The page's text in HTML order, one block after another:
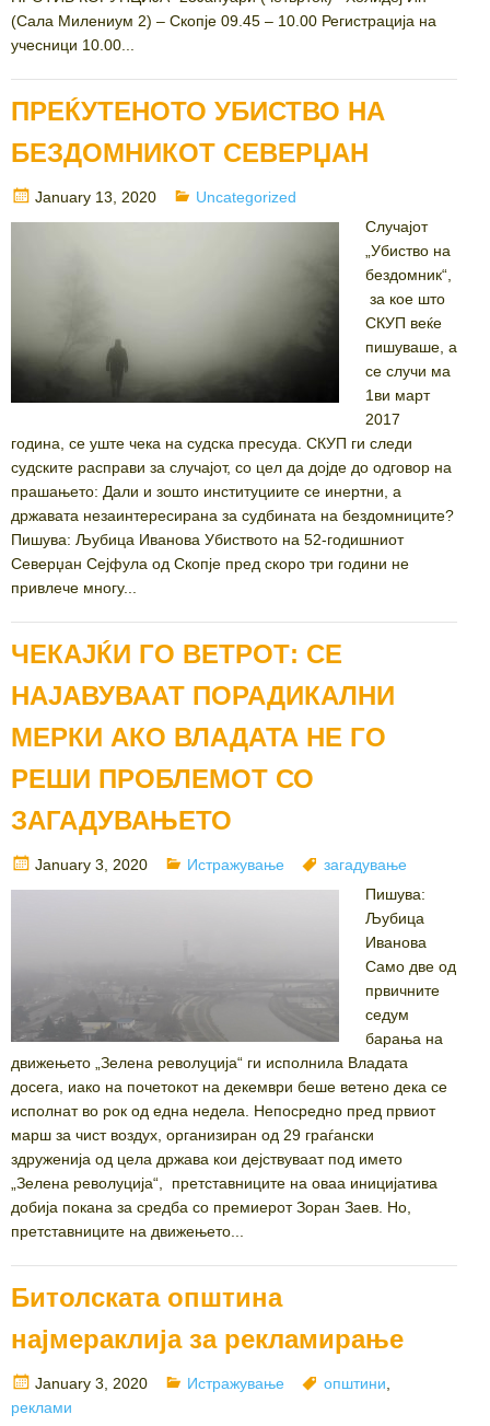
(Сала Милениум 2) – Скопје 09.45 – 10.00 Регистрација на
учесници 10.00...
ПРЕЌУТЕНОТО УБИСТВО НА
БЕЗДОМНИКОТ СЕВЕРЏАН
Posted
on
January 13, 2020 Categories
Uncategorized
Случајот
„Убиство на
бездомник“,
за кое што
СКУП веќе
пишуваше, а
се случи ма
1ви март
2017
година, се уште чека на судска пресуда. СКУП ги следи
судските расправи за случајот, со цел да дојде до одговор на
прашањето: Дали и зошто институциите се инертни, а
државата незаинтересирана за судбината на бездомниците?
Пишува: Љубица Иванова Убиството на 52-годишниот
Северџан Сејфула од Скопје пред скоро три години не
привлече многу...
ЧЕКАЈЌИ ГО ВЕТРОТ: СЕ
НАЈАВУВААТ ПОРАДИКАЛНИ
МЕРКИ АКО ВЛАДАТА НЕ ГО
РЕШИ ПРОБЛЕМОТ СО
ЗАГАДУВАЊЕТО
Posted
on
January 3, 2020 Categories
Истражување Tags
загадување
Пишува:
Љубица
Иванова
Само две од
првичните
седум
барања на
движењето „Зелена револуција“ ги исполнила Владата
досега, иако на почетокот на декември беше ветено дека се
исполнат во рок од една недела. Непосредно пред првиот
марш за чист воздух, организиран од 29 граѓански
здруженија од цела држава кои дејствуваат под името
„Зелена револуција“, претставниците на оваа иницијатива
добија покана за средба со премиерот Зоран Заев. Но,
претставниците на движењето...
Битолската општина
најмераклија за рекламирање
Posted
on
January 3, 2020 Categories
Истражување Tags
општини
реклами